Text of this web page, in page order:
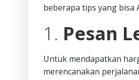
beberapa tips yang bisa
1. Pesan
Untuk mendapatkan
merencanakan